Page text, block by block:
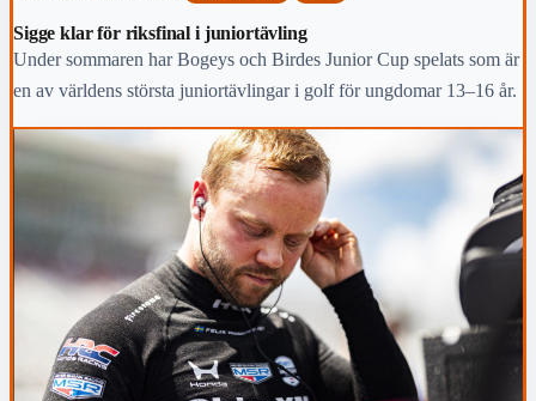
Sigge klar för riksfinal i juniortävling
Under sommaren har Bogeys och Birdes Junior Cup spelats som är
en av världens största juniortävlingar i golf för ungdomar 13–16 år.